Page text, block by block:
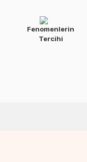
Fenomenlerin
Tercihi